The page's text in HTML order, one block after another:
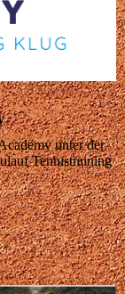
unter der
Tennistraining